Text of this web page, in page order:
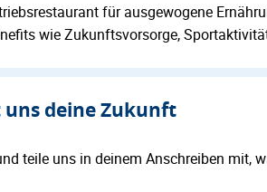
für ausgewogene
wie Zukunftsvorsorge,
deine Zukunft
teile uns in deinem Anschreiben mit,